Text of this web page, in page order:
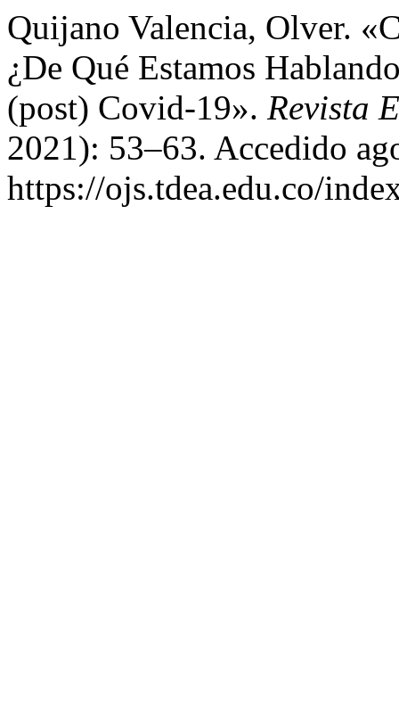
Quijano Valencia, Olver.
¿De Qué Estamos
(post) Covid-19». Revista
2021): 53–63. Accedido
https://ojs.tdea.edu.co/